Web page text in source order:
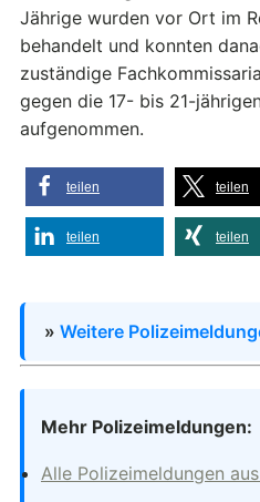
Jährige wurden vor Ort im
behandelt und konnten
zuständige
gegen die 17- bis 21-
aufgenommen.
teilen teilen
teilen teilen
» Weitere
Mehr Polizeimeldungen:
Alle Polizeimeldungen